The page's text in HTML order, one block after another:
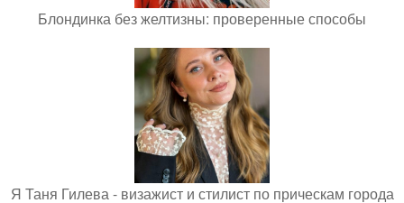
Блондинка без желтизны: проверенные способы
Я Таня Гилева - визажист и стилист по прическам города